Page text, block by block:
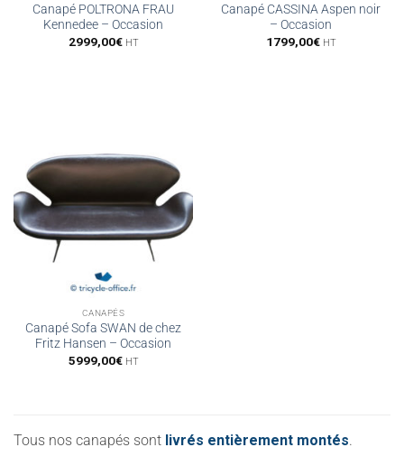
Canapé POLTRONA FRAU
Kennedee – Occasion
2999,00€ HT
Canapé CASSINA Aspen noir
– Occasion
1799,00€ HT
CANAPÉS
Canapé Sofa SWAN de chez
Fritz Hansen – Occasion
5999,00€ HT
Tous nos canapés sont livrés entièrement montés.